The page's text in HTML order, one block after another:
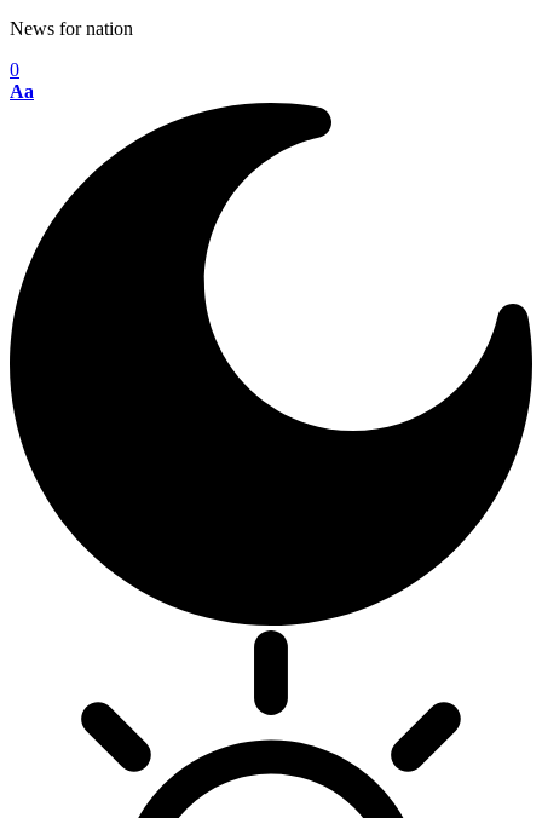
News for nation
0
Aa